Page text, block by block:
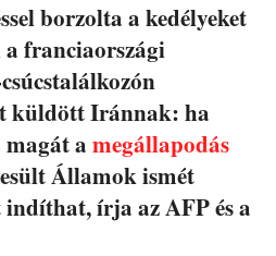
borzolta a kedélyeket
franciaországi
küldött Iránnak: ha
amegállapodás
Államok ismét
írja az AFP és a